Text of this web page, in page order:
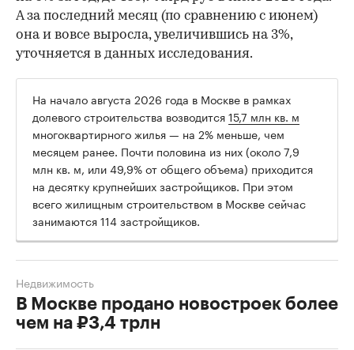
А за последний месяц (по сравнению с июнем)
она и вовсе выросла, увеличившись на 3%,
уточняется в данных исследования.
На начало августа 2026 года в Москве в рамках
долевого строительства возводится15,7 млн кв. м
многоквартирного жилья — на 2% меньше, чем
месяцем ранее. Почти половина из них (около 7,9
млн кв. м, или 49,9% от общего объема) приходится
на десятку крупнейших застройщиков. При этом
всего жилищным строительством в Москве сейчас
занимаются 114 застройщиков.
В Москве продано новостроек более
чем на ₽3,4 трлн
Недвижимость